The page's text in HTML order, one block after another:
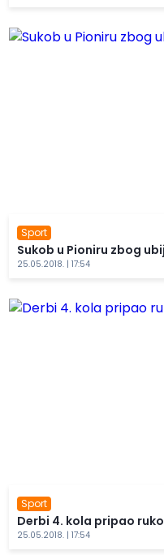
Sport
Sukob u Pioniru zbog
25.05.2018. | 17:54
Sport
Derbi 4. kola pripao
25.05.2018. | 17:54